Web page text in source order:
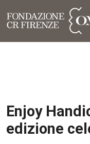
Enjoy
edizione